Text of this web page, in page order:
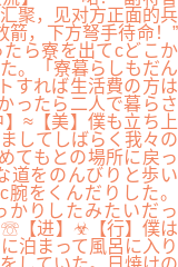
聚，见对方正面的兵
箭，下方弩手待命！”
ら寮を出てcどこか
。「寮暮らしもだん
すれば生活費の方は
ったら二人で暮らさ
≈【美】僕も立ち上
してしばらく我々の
てもとの場所に戻っ
道をのんびりと歩い
をくんだりした。
かりしたみたいだっ
☏【进】☣【行】僕は
泊まって風呂に入り